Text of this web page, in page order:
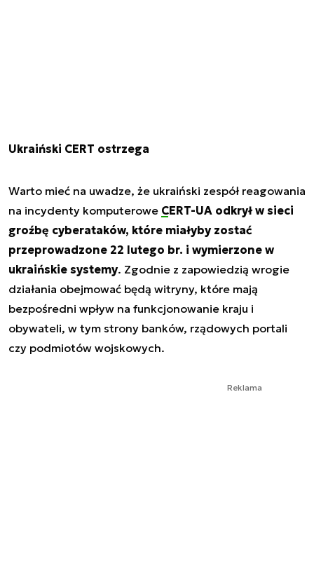
Ukraiński CERT ostrzega
Warto mieć na uwadze, że ukraiński zespół reagowania
na incydenty komputerowe CERT-UA odkrył w sieci
groźbę cyberataków, które miałyby zostać
przeprowadzone 22 lutego br. i wymierzone w
ukraińskie systemy. Zgodnie z zapowiedzią wrogie
działania obejmować będą witryny, które mają
bezpośredni wpływ na funkcjonowanie kraju i
obywateli, w tym strony banków, rządowych portali
czy podmiotów wojskowych.
Reklama